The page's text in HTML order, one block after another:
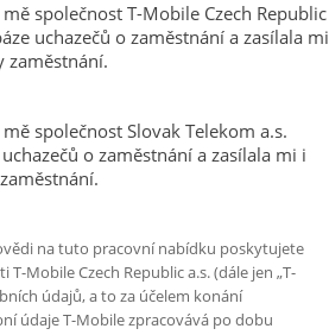
společnost T-Mobile Czech Republic
uchazečů o zaměstnání a zasílala mi
zaměstnání.
společnost Slovak Telekom a.s.
o zaměstnání a zasílala mi i
na tuto pracovní nabídku poskytujete
Mobile Czech Republic a.s. (dále jen „T-
údajů, a to za účelem konání
údaje T-Mobile zpracovává po dobu